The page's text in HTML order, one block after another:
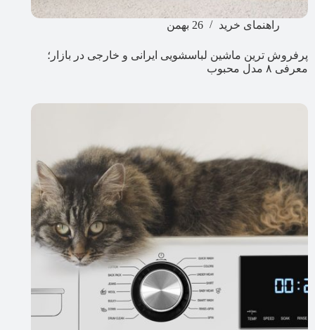
راهنمای خرید 26 بهمن
پرفروش ترین ماشین لباسشویی ایرانی و خارجی در بازار؛
معرفی ۸ مدل محبوب